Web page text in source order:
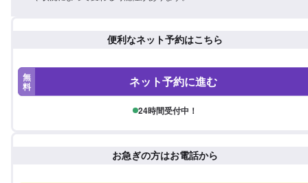
便利なネット予約はこちら
無
料 ネット予約に進む
24時間受付中！
お急ぎの方はお電話から